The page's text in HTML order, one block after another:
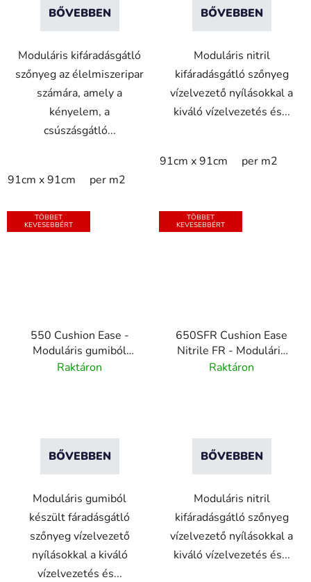
BŐVEBBEN
Moduláris kifáradásgátló
szőnyeg az élelmiszeripar
számára, amely a
kényelem, a
csúszásgátló...
91cm x 91cm per m2
BŐVEBBEN
Moduláris nitril
kifáradásgátló szőnyeg
vízelvezető nyílásokkal a
kiváló vízelvezetés és...
91cm x 91cm per m2
TÖBBET
KEVESEBBÉRT
550 Cushion Ease -
Moduláris gumiból
készült fáradásgátló
Raktáron
BŐVEBBEN
Moduláris gumiból
készült fáradásgátló
szőnyeg vízelvezető
nyílásokkal a kiváló
vízelvezetés és...
TÖBBET
KEVESEBBÉRT
650SFR Cushion Ease
Nitrile FR - Moduláris
nitril tűzálló,
Raktáron
BŐVEBBEN
Moduláris nitril
kifáradásgátló szőnyeg
vízelvezető nyílásokkal a
kiváló vízelvezetés és...